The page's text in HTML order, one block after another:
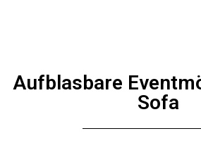
Aufblasbare
Sofa